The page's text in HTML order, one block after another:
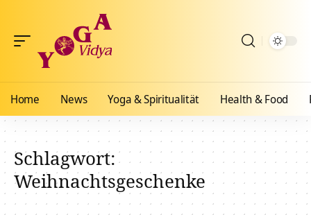
Home News Yoga & Spiritualität Health & Food
Schlagwort:
Weihnachtsgeschenke